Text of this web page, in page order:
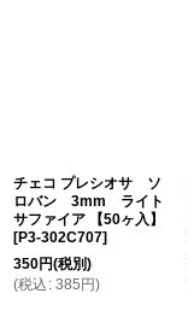
チェコ プレシオサ ソ
ロバン 3mm ライト
サファイア 【50ヶ入】
[P3-302C707]
350円(税別)
(税込 : 385 円)